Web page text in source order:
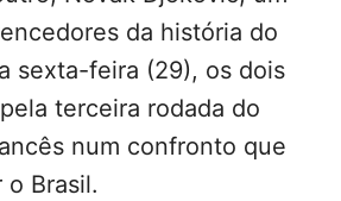
da história do
sexta-feira (29), os dois
terceira rodada do
num confronto que
o Brasil.